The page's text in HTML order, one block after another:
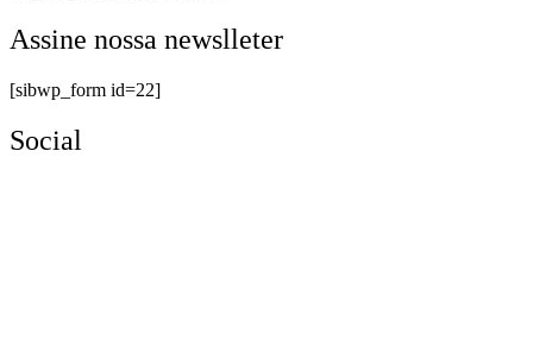
Assine nossa newslleter
[sibwp_form id=22]
Social